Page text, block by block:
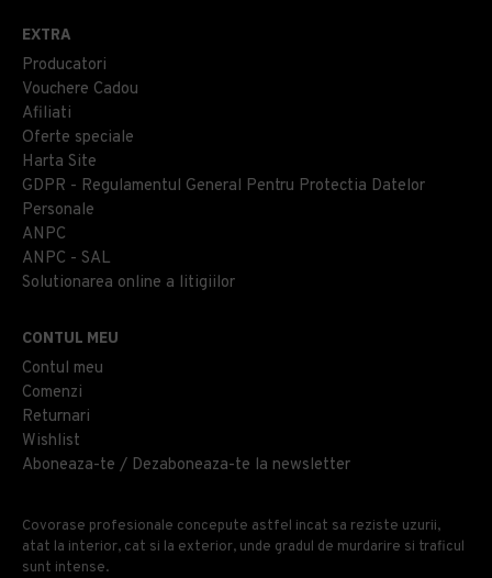
EXTRA
Producatori
Vouchere Cadou
Afiliati
Oferte speciale
Harta Site
GDPR - Regulamentul General Pentru Protectia Datelor
Personale
ANPC
ANPC - SAL
Solutionarea online a litigiilor
CONTUL MEU
Contul meu
Comenzi
Returnari
Wishlist
Aboneaza-te / Dezaboneaza-te la newsletter
Covorase profesionale concepute astfel incat sa reziste uzurii,
atat la interior, cat si la exterior, unde gradul de murdarire si traficul
sunt intense.